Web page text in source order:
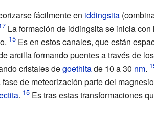
fácilmente en iddingsita
La formación de iddingsita se inicia
Es en estos canales, que están
arcilla formando puentes a través de
cristales degoethitade 10 a 30 nm.
de meteorización parte del
.
Es tras estas transformaciones